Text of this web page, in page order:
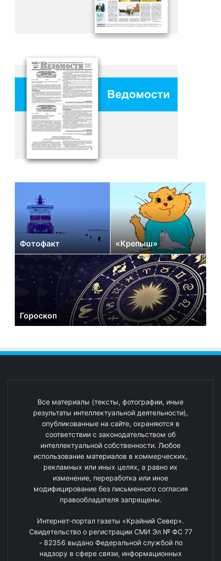
Фотофакт «Крепыш»
Гороскоп
Все материалы (тексты, фотографии, иные
результаты интеллектуальной деятельности),
опубликованные на сайте, охраняются в
соответствии с законодательством об
интеллектуальной собственности. Любое
использование материалов в коммерческих,
рекламных или иных целях, а равно их
изменение, переработка или иное
модифицирование без письменного согласия
правообладателя запрещены.
Интернет-портал газеты «Крайний Север».
Свидетельство о регистрации СМИ Эл № ФС 77
- 82356 выдано Федеральной службой по
надзору в сфере связи, информационных